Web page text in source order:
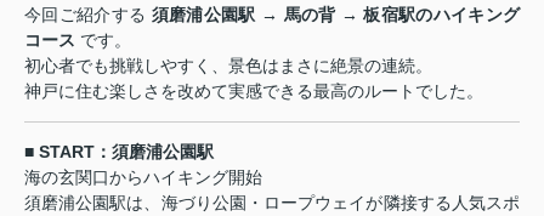
今回ご紹介する 須磨浦公園駅 → 馬の背 → 板宿駅のハイキング
コース です。
初心者でも挑戦しやすく、景色はまさに絶景の連続。
神戸に住む楽しさを改めて実感できる最高のルートでした。
■ START：須磨浦公園駅
海の玄関口からハイキング開始
須磨浦公園駅は、海づり公園・ロープウェイが隣接する人気スポ